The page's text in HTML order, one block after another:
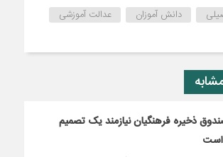
دانش آموزان
عدالت آموزشی
ذخیره فرهنگیان نیازمند یک تصمیم
است